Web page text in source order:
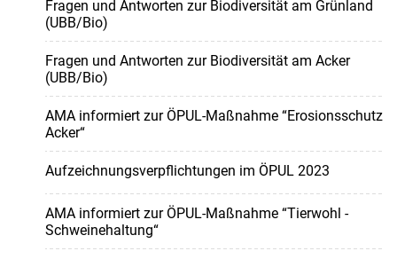
Fragen und Antworten zur Biodiversität am Grünland
(UBB/Bio)
Fragen und Antworten zur Biodiversität am Acker
(UBB/Bio)
AMA informiert zur ÖPUL-Maßnahme “Erosionsschutz
Acker“
Aufzeichnungsverpflichtungen im ÖPUL 2023
AMA informiert zur ÖPUL-Maßnahme “Tierwohl -
Schweinehaltung“